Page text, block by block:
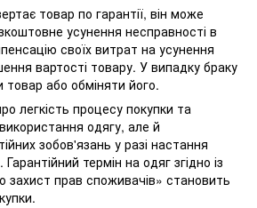
товар по гарантії, він може
усунення несправності в
своїх витрат на усунення
вартості товару. У випадку браку
або обміняти його.
легкість процесу покупки та
одягу, але й
зобов'язань у разі настання
термін на одяг згідно із
захист прав споживачів» становить